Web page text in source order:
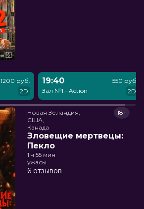
1200 руб.
2D
19:40
Зал №1 - Action
550 руб.
2D
Новая Зеландия,
США,
Канада
Зловещие мертвецы:
Пекло
18+
1 ч 55 мин
ужасы
6 отзывов